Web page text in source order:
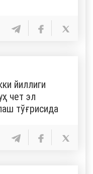
йиллиги
чет эл
тўғрисида